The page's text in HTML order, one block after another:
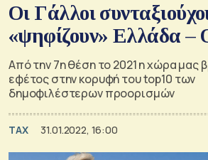
Οι Γάλλοι
«ψηφίζουν» Ελλάδα –
Από την 7η θέση το 2021 η χώρα μας
εφέτος στην κορυφή του top10 των
δημοφιλέστερων προορισμών
TAX 31.01.2022, 16:00